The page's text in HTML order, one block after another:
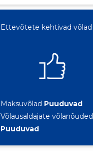
Ettevõtete kehtivad võlad
Maksuvõlad Puuduvad
Võlausaldajate võlanõuded
Puuduvad